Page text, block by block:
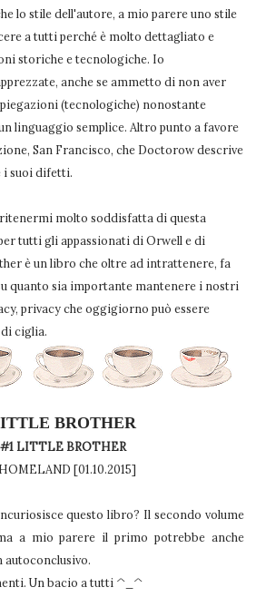
lo stile dell'autore, a mio parere uno stile
a tutti perché è molto dettagliato e
storiche e tecnologiche. Io
anche se ammetto di non aver
(tecnologiche) nonostante
linguaggio semplice. Altro punto a favore
San Francisco, che Doctorow descrive
i suoi difetti.
molto soddisfatta di questa
tutti gli appassionati di Orwell e di
è un libro che oltre ad intrattenere, fa
quanto sia importante mantenere i nostri
privacy che oggigiorno può essere
ciglia.
LITTLE BROTHER
#1 LITTLE BROTHER
#HOMELAND [01.10.2015]
questo libro? Il secondo volume
a mio parere il primo potrebbe anche
autoconclusivo.
Un bacio a tutti ^_^